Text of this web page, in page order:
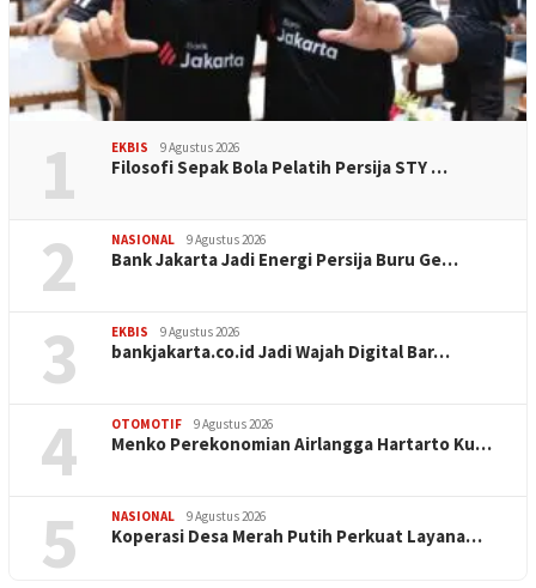
1 EKBIS 9 Agustus 2026
Filosofi Sepak Bola Pelatih Persija STY …
2 NASIONAL 9 Agustus 2026
Bank Jakarta Jadi Energi Persija Buru Ge…
3 EKBIS 9 Agustus 2026
bankjakarta.co.id Jadi Wajah Digital Bar…
4 OTOMOTIF 9 Agustus 2026
Menko Perekonomian Airlangga Hartarto Ku…
5 NASIONAL 9 Agustus 2026
Koperasi Desa Merah Putih Perkuat Layana…